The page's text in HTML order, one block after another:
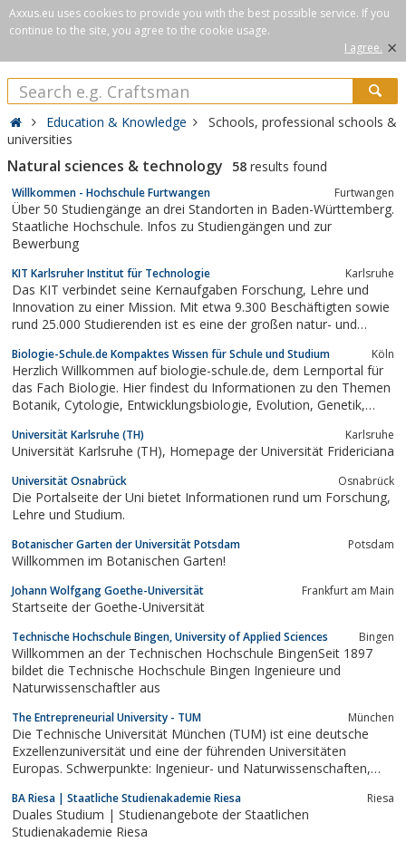
Axxus.eu uses cookies to provide you with the best possible service. If you
continue to the site, you agree to the cookie usage.
I agree. ×
Education & Knowledge
Schools, professional schools &
universities
Natural sciences & technology 58 results found
Willkommen - Hochschule Furtwangen Furtwangen
Über 50 Studiengänge an drei Standorten in Baden-Württemberg.
Staatliche Hochschule. Infos zu Studiengängen und zur
Bewerbung
KIT Karlsruher Institut für Technologie Karlsruhe
Das KIT verbindet seine Kernaufgaben Forschung, Lehre und
Innovation zu einer Mission. Mit etwa 9.300 Beschäftigten sowie
rund 25.000 Studierenden ist es eine der großen natur- und
Europas.
Biologie-Schule.de Kompaktes Wissen für Schule und Studium Köln
Herzlich Willkommen auf biologie-schule.de, dem Lernportal für
das Fach Biologie. Hier findest du Informationen zu den Themen
Botanik, Cytologie, Entwicklungsbiologie, Evolution, Genetik,
Zoologie in ansprechenden Lernmodulen.
Universität Karlsruhe (TH) Karlsruhe
Universität Karlsruhe (TH), Homepage der Universität Fridericiana
Universität Osnabrück Osnabrück
Die Portalseite der Uni bietet Informationen rund um Forschung,
Lehre und Studium.
Botanischer Garten der Universität Potsdam Potsdam
Willkommen im Botanischen Garten!
Johann Wolfgang Goethe-Universität Frankfurt am Main
Startseite der Goethe-Universität
Technische Hochschule Bingen, University of Applied Sciences Bingen
Willkommen an der Techni­schen Hochschule BingenSeit 1897
bildet die Technische Hochschule Bingen Ingenieure und
Naturwissenschaftler aus
The Entrepreneurial University - TUM München
Die Technische Universität München (TUM) ist eine deutsche
Exzellenzuniversität und eine der führenden Universitäten
Europas. Schwerpunkte: Ingenieur- und Naturwissenschaften,
BA Riesa | Staatliche Studienakademie Riesa Riesa
Duales Studium | Studienangebote der Staatlichen
Studienakademie Riesa